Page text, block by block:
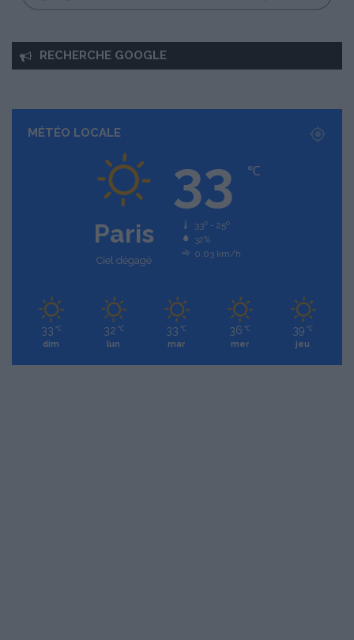
RECHERCHE GOOGLE
MÉTÉO LOCALE
Paris
Ciel dégagé
33 ℃
33º - 25º
32%
0.03 km/h
33 ℃
dim
32 ℃
lun
33 ℃
mar
36 ℃
mer
39 ℃
jeu